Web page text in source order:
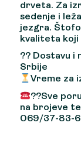
drveta. Za
sedenje i
jezgra.
kvaliteta koji
?? Dostavu i
Srbije
Vreme za
??Sve
na brojeve
069/37-83-